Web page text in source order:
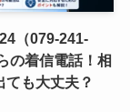
（079-241-
の着信電話！相
ても大丈夫？